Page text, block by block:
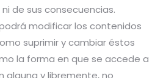
de sus consecuencias.
podrá modificar los contenidos
suprimir y cambiar éstos
la forma en que se accede a
alguna y libremente, no